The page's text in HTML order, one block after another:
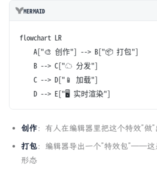
MERMAID
flowchart LR
    A["🎨 创作"] --> B["📦 打包"]
    B --> C["☁️ 分发"]
    C --> D["📱 加载"]
    D --> E["🖥️ 实时渲染"]
创作：有人在编辑器里把这个特效”做”
打包：编辑器导出一个”特效包”——这
形态